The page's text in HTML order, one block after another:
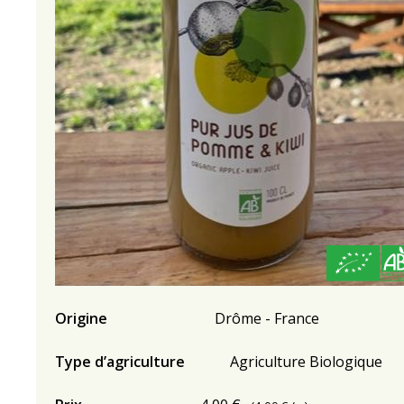
Origine Drôme - France
Type d’agriculture Agriculture Biologique